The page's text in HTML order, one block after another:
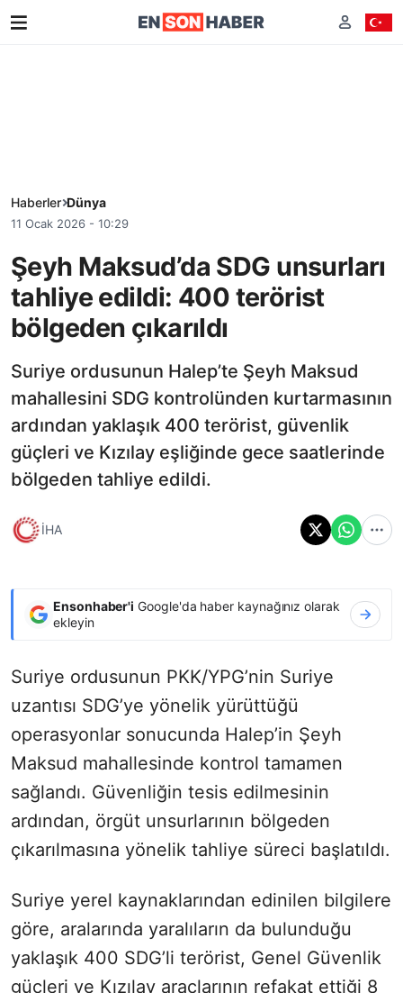
Haberler Dünya
11 Ocak 2026 - 10:29
Şeyh Maksud’da SDG unsurları
tahliye edildi: 400 terörist
bölgeden çıkarıldı
Suriye ordusunun Halep’te Şeyh Maksud
mahallesini SDG kontrolünden kurtarmasının
ardından yaklaşık 400 terörist, güvenlik
güçleri ve Kızılay eşliğinde gece saatlerinde
bölgeden tahliye edildi.
İHA
Ensonhaber'i Google'da haber kaynağınız olarak
ekleyin
Suriye ordusunun PKK/YPG’nin Suriye
uzantısı SDG’ye yönelik yürüttüğü
operasyonlar sonucunda Halep’in Şeyh
Maksud mahallesinde kontrol tamamen
sağlandı. Güvenliğin tesis edilmesinin
ardından, örgüt unsurlarının bölgeden
çıkarılmasına yönelik tahliye süreci başlatıldı.
Suriye yerel kaynaklarından edinilen bilgilere
göre, aralarında yaralıların da bulunduğu
yaklaşık 400 SDG’li terörist, Genel Güvenlik
güçleri ve Kızılay araçlarının refakat ettiği 8